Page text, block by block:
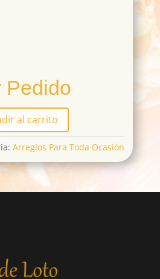
Pedido
al carrito
Arreglos Para Toda Ocasión